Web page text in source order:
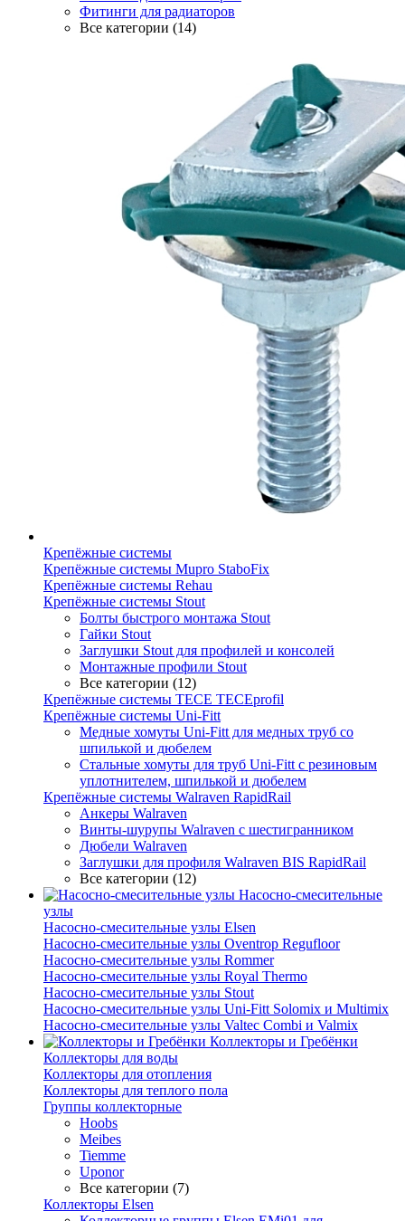
Фитинги для радиаторов
Все категории (14)
Крепёжные системы
Крепёжные системы Mupro StaboFix
Крепёжные системы Rehau
Крепёжные системы Stout
Болты быстрого монтажа Stout
Гайки Stout
Заглушки Stout для профилей и консолей
Монтажные профили Stout
Все категории (12)
Крепёжные системы TECE TECEprofil
Крепёжные системы Uni-Fitt
Медные хомуты Uni-Fitt для медных труб со
шпилькой и дюбелем
Стальные хомуты для труб Uni-Fitt с резиновым
уплотнителем, шпилькой и дюбелем
Крепёжные системы Walraven RapidRail
Анкеры Walraven
Винты-шурупы Walraven с шестигранником
Дюбели Walraven
Заглушки для профиля Walraven BIS RapidRail
Все категории (12)
Насосно-смесительные
узлы
Насосно-смесительные узлы Elsen
Насосно-смесительные узлы Oventrop Regufloor
Насосно-смесительные узлы Rommer
Насосно-смесительные узлы Royal Thermo
Насосно-смесительные узлы Stout
Насосно-смесительные узлы Uni-Fitt Solomix и Multimix
Насосно-смесительные узлы Valtec Combi и Valmix
Коллекторы и Гребёнки
Коллекторы для воды
Коллекторы для отопления
Коллекторы для теплого пола
Группы коллекторные
Hoobs
Meibes
Tiemme
Uponor
Все категории (7)
Коллекторы Elsen